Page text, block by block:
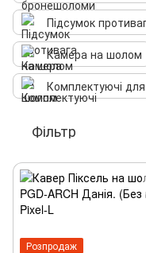
Підсумок
Камера на шолом
Комплектуючі
Фільтр
Розпродаж